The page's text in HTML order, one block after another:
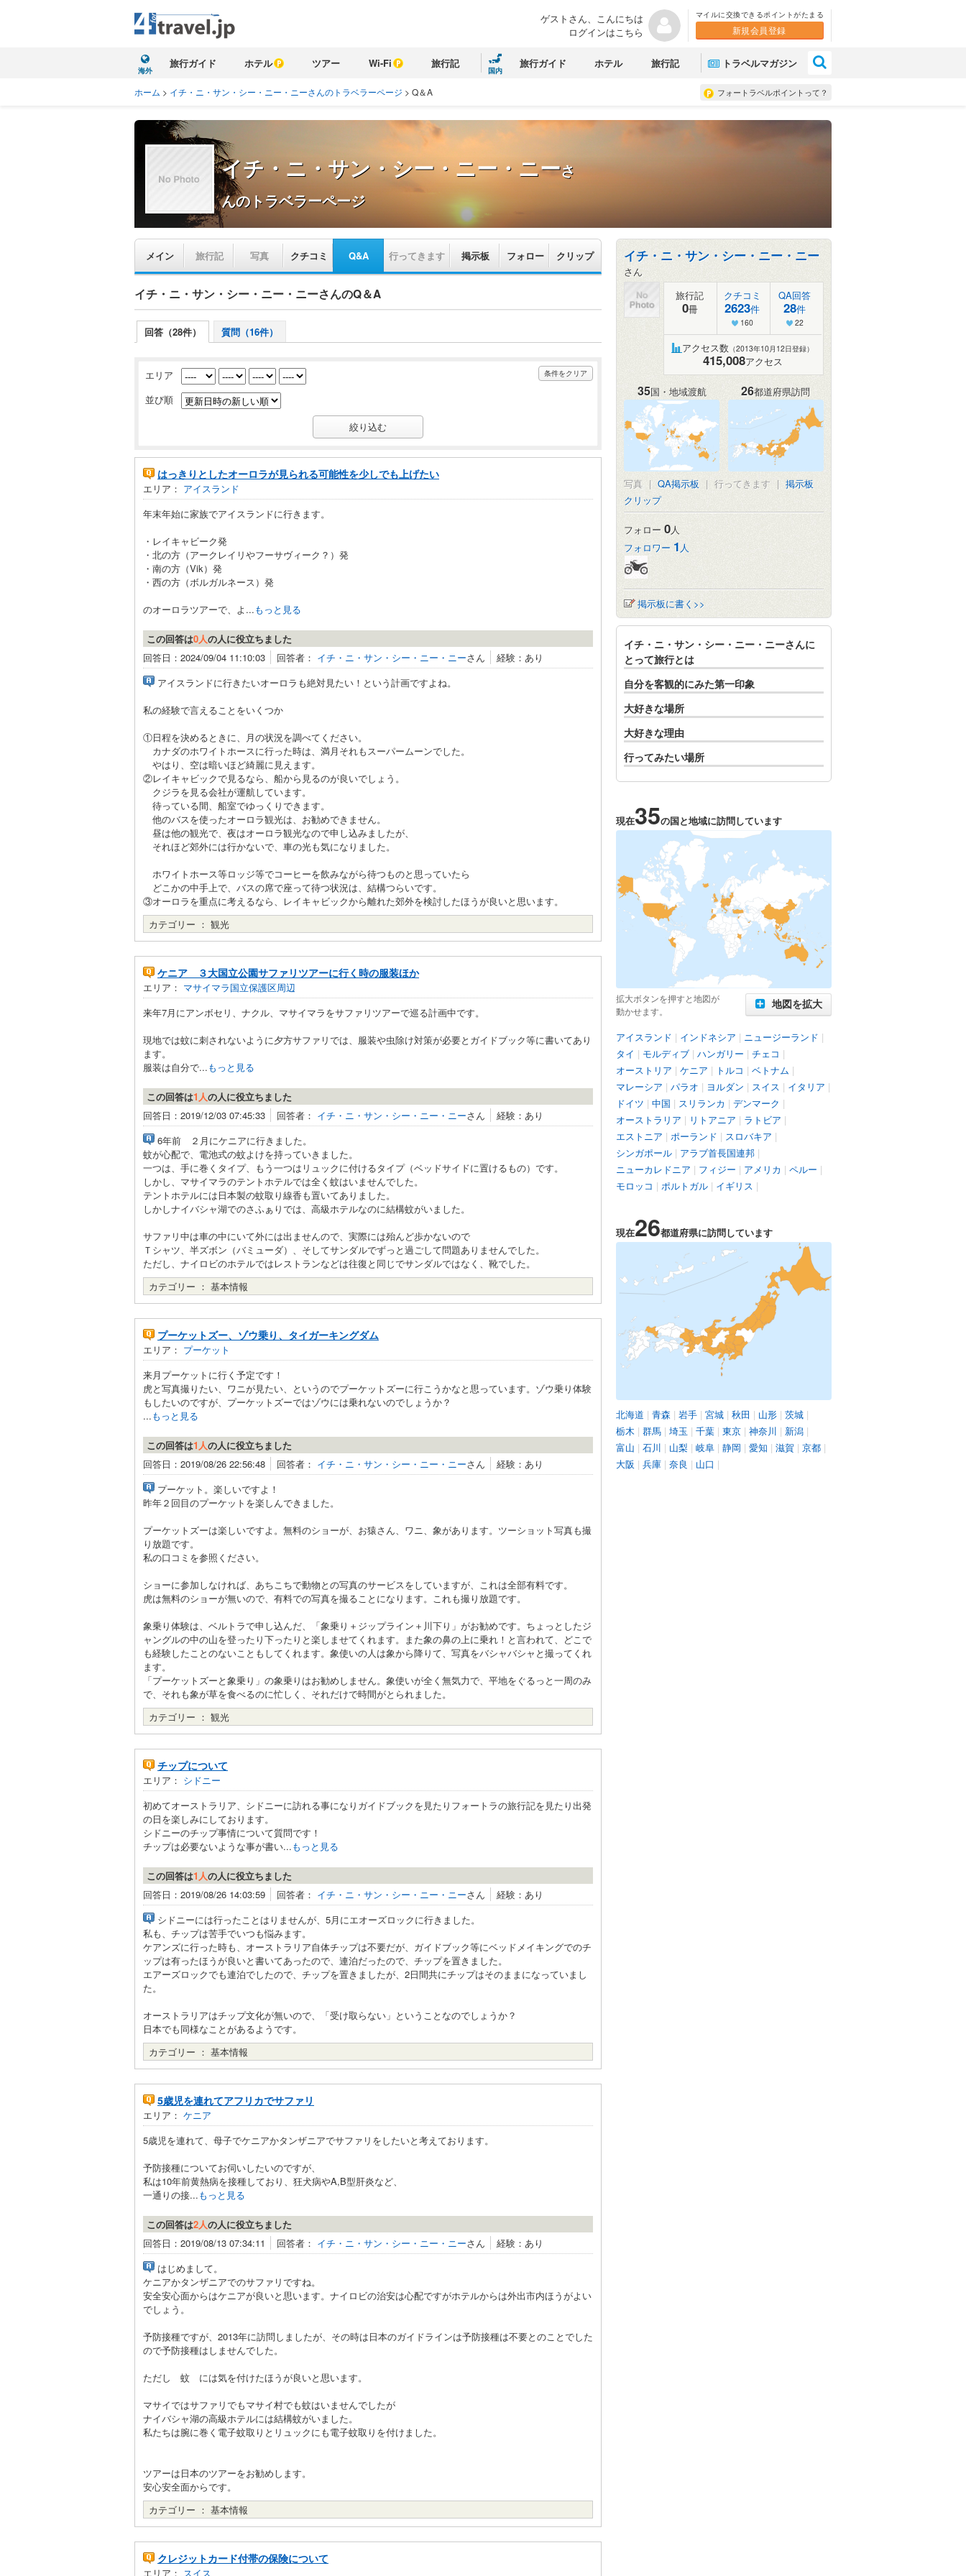
ゲストさん、こんにちは
ログインはこちら
マイルに交換できるポイントがたまる
新規会員登録
海外
旅行ガイド ホテル ツアー Wi-Fi 旅行記
国内
旅行ガイド ホテル 旅行記 トラベルマガジン
フォートラベルポイントって？
ホーム > イチ・ニ・サン・シー・ニー・ニーさんのトラベラーページ > Q＆A
イチ・ニ・サン・シー・ニー・ニーさ
んのトラベラーページ
メイン 旅行記 写真 クチコミ Q&A 行ってきます 掲示板 フォロー クリップ
イチ・ニ・サン・シー・ニー・ニーさんのQ＆A
回答（28件） 質問（16件）
条件をクリア
エリア
並び順
はっきりとしたオーロラが見られる可能性を少しでも上げたい
エリア： アイスランド
年末年始に家族でアイスランドに行きます。
・レイキャビーク発
・北の方（アークレイリやフーサヴィーク？）発
・南の方（Vik）発
・西の方（ボルガルネース）発
のオーロラツアーで、よ...もっと見る
この回答は0人の人に役立ちました
回答日：2024/09/04 11:10:03
回答者： イチ・ニ・サン・シー・ニー・ニーさん
経験：あり
アイスランドに行きたいオーロラも絶対見たい！という計画ですよね。
私の経験で言えることをいくつか
①日程を決めるときに、月の状況を調べてください。
カナダのホワイトホースに行った時は、満月それもスーパームーンでした。
やはり、空は暗いほど綺麗に見えます。
②レイキャビックで見るなら、船から見るのが良いでしょう。
クジラを見る会社が運航しています。
待っている間、船室でゆっくりできます。
他のバスを使ったオーロラ観光は、お勧めできません。
昼は他の観光で、夜はオーロラ観光なので申し込みましたが、
それほど郊外には行かないで、車の光も気になりました。
ホワイトホース等ロッジ等でコーヒーを飲みながら待つものと思っていたら
どこかの中手上で、バスの席で座って待つ状況は、結構つらいです。
③オーロラを重点に考えるなら、レイキャビックから離れた郊外を検討したほうが良いと思います。
カテゴリー ： 観光
ケニア ３大国立公園サファリツアーに行く時の服装ほか
エリア： マサイマラ国立保護区周辺
来年7月にアンボセリ、ナクル、マサイマラをサファリツアーで巡る計画中です。
現地では蚊に刺されないように夕方サファリでは、服装や虫除け対策が必要とガイドブック等に書いてあり
ます。
服装は自分で...もっと見る
この回答は1人の人に役立ちました
回答日：2019/12/03 07:45:33
回答者： イチ・ニ・サン・シー・ニー・ニーさん
経験：あり
6年前 ２月にケニアに行きました。
蚊が心配で、電池式の蚊よけを持っていきました。
一つは、手に巻くタイプ、もう一つはリュックに付けるタイプ（ベッドサイドに置けるもの）です。
しかし、マサイマラのテントホテルでは全く蚊はいませんでした。
テントホテルには日本製の蚊取り線香も置いてありました。
しかしナイバシャ湖でのさふぁりでは、高級ホテルなのに結構蚊がいました。
サファリ中は車の中にいて外には出ませんので、実際には殆んど歩かないので
Ｔシャツ、半ズボン（バミューダ）、そしてサンダルでずっと過ごして問題ありませんでした。
ただし、ナイロビのホテルではレストランなどは往復と同じでサンダルではなく、靴でした。
カテゴリー ： 基本情報
プーケットズー、ゾウ乗り、タイガーキングダム
エリア： プーケット
来月プーケットに行く予定です！
虎と写真撮りたい、ワニが見たい、というのでプーケットズーに行こうかなと思っています。ゾウ乗り体験
もしたいのですが、プーケットズーではゾウには乗れないのでしょうか？
...もっと見る
この回答は1人の人に役立ちました
回答日：2019/08/26 22:56:48
回答者： イチ・ニ・サン・シー・ニー・ニーさん
経験：あり
プーケット。楽しいですよ！
昨年２回目のプーケットを楽しんできました。
プーケットズーは楽しいですよ。無料のショーが、お猿さん、ワニ、象があります。ツーショット写真も撮
り放題です。
私の口コミを参照ください。
ショーに参加しなければ、あちこちで動物との写真のサービスをしていますが、これは全部有料です。
虎は無料のショーが無いので、有料での写真を撮ることになります。これも撮り放題です。
象乗り体験は、ベルトラで申し込んだ、「象乗り＋ジップライン＋川下り」がお勧めです。ちょっとしたジ
ャングルの中の山を登ったり下ったりと楽しませてくれます。また象の鼻の上に乗れ！と言われて、どこで
も経験したことのないこともしてくれます。象使いの人は象から降りて、写真をバシャバシャと撮ってくれ
ます。
「プーケットズーと象乗り」の象乗りはお勧めしません。象使いが全く無気力で、平地をぐるっと一周のみ
で、それも象が草を食べるのに忙しく、それだけで時間がとられました。
カテゴリー ： 観光
チップについて
エリア： シドニー
初めてオーストラリア、シドニーに訪れる事になりガイドブックを見たりフォートラの旅行記を見たり出発
の日を楽しみにしております。
シドニーのチップ事情について質問です！
チップは必要ないような事が書い...もっと見る
この回答は1人の人に役立ちました
回答日：2019/08/26 14:03:59
回答者： イチ・ニ・サン・シー・ニー・ニーさん
経験：あり
シドニーには行ったことはりませんが、5月にエオーズロックに行きました。
私も、チップは苦手でいつも悩みます。
ケアンズに行った時も、オーストラリア自体チップは不要だが、ガイドブック等にベッドメイキングでのチ
ップは有ったほうが良いと書いてあったので、連泊だったので、チップを置きました。
エアーズロックでも連泊でしたので、チップを置きましたが、2日間共にチップはそのままになっていまし
た。
オーストラリアはチップ文化が無いので、「受け取らない」ということなのでしょうか？
日本でも同様なことがあるようです。
カテゴリー ： 基本情報
5歳児を連れてアフリカでサファリ
エリア： ケニア
5歳児を連れて、母子でケニアかタンザニアでサファリをしたいと考えております。
予防接種についてお伺いしたいのですが、
私は10年前黄熱病を接種しており、狂犬病やA,B型肝炎など、
一通りの接...もっと見る
この回答は2人の人に役立ちました
回答日：2019/08/13 07:34:11
回答者： イチ・ニ・サン・シー・ニー・ニーさん
経験：あり
はじめまして。
ケニアかタンザニアでのサファリですね。
安全安心面からはケニアが良いと思います。ナイロビの治安は心配ですがホテルからは外出市内ほうがよい
でしょう。
予防接種ですが、2013年に訪問しましたが、その時は日本のガイドラインは予防接種は不要とのことでした
ので予防接種はしませんでした。
ただし 蚊 には気を付けたほうが良いと思います。
マサイではサファリでもマサイ村でも蚊はいませんでしたが
ナイバシャ湖の高級ホテルには結構蚊がいました。
私たちは腕に巻く電子蚊取りとリュックにも電子蚊取りを付けました。
ツアーは日本のツアーをお勧めします。
安心安全面からです。
カテゴリー ： 基本情報
クレジットカード付帯の保険について
エリア： スイス
イチ・ニ・サン・シー・ニー・ニー
さん
旅行記
0冊
クチコミ
2623件
160
QA回答
28件
22
アクセス数 （2013年10月12日登録）
415,008アクセス
35国・地域渡航 26都道府県訪問
写真 | QA掲示板 | 行ってきます | 掲示板
クリップ
フォロー 0人
フォロワー 1 人
掲示板に書く>>
イチ・ニ・サン・シー・ニー・ニーさんに
とって旅行とは
自分を客観的にみた第一印象
大好きな場所
大好きな理由
行ってみたい場所
現在35の国と地域に訪問しています
拡大ボタンを押すと地図が
動かせます。
地図を拡大
アイスランド | インドネシア | ニュージーランド |
タイ | モルディブ | ハンガリー | チェコ |
オーストリア | ケニア | トルコ | ベトナム |
マレーシア | パラオ | ヨルダン | スイス | イタリア |
ドイツ | 中国 | スリランカ | デンマーク |
オーストラリア | リトアニア | ラトビア |
エストニア | ポーランド | スロバキア |
シンガポール | アラブ首長国連邦 |
ニューカレドニア | フィジー | アメリカ | ペルー |
モロッコ | ポルトガル | イギリス |
現在26都道府県に訪問しています
北海道 | 青森 | 岩手 | 宮城 | 秋田 | 山形 | 茨城 |
栃木 | 群馬 | 埼玉 | 千葉 | 東京 | 神奈川 | 新潟 |
富山 | 石川 | 山梨 | 岐阜 | 静岡 | 愛知 | 滋賀 | 京都 |
大阪 | 兵庫 | 奈良 | 山口 |